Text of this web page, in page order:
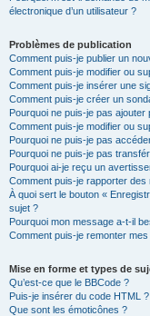
électronique d’un utilisateur ?
Problèmes de publication
Comment puis-je publier un
Comment puis-je modifier ou
Comment puis-je insérer une
Comment puis-je créer un
Pourquoi ne puis-je pas ajouter
Comment puis-je modifier ou
Pourquoi ne puis-je pas
Pourquoi ne puis-je pas
Pourquoi ai-je reçu un
Comment puis-je rapporter
À quoi sert le bouton «
sujet ?
Pourquoi mon message a-t-il
Comment puis-je remonter
Mise en forme et types de
Qu’est-ce que le BBCode ?
Puis-je insérer du code HTML ?
Que sont les émoticônes ?